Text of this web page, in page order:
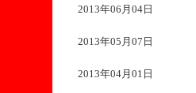
2013年06月04日
2013年05月07日
2013年04月01日